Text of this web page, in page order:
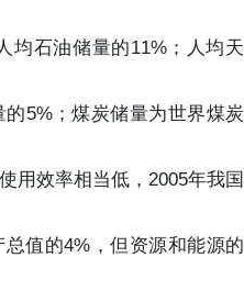
均石油储量的11%；人均天
5%；煤炭储量为世界煤炭
用效率相当低，2005年我国
值的4%，但资源和能源的